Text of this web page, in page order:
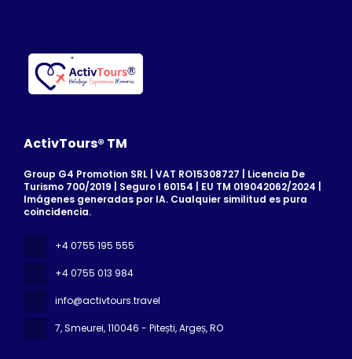
ActivTours® TM
Group G4 Promotion SRL | VAT RO15308727 | Licencia De
Turismo 700/2019 | Seguro I 60154 | EU TM 019042062/2024 |
Imágenes generadas por IA. Cualquier similitud es pura
coincidencia.
+4 0755 195 555
+4 0755 013 984
info@activtours.travel
7, Smeurei, 110046 - Pitești, Argeș, RO